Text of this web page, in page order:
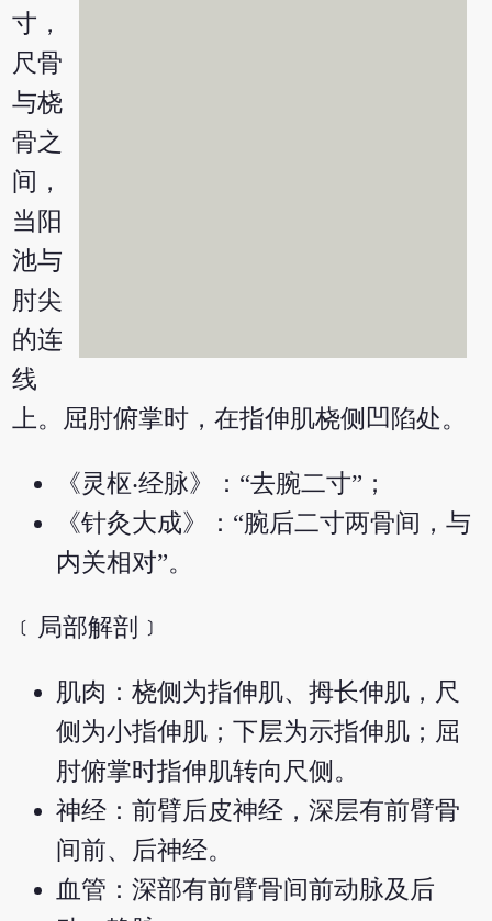
寸，
尺骨
与桡
骨之
间，
当阳
池与
肘尖
的连
线
上。屈肘俯掌时，在指伸肌桡侧凹陷处。
《灵枢‧经脉》：“去腕二寸”；
《针灸大成》：“腕后二寸两骨间，与
内关相对”。
﹝局部解剖﹞
肌肉：桡侧为指伸肌、拇长伸肌，尺
侧为小指伸肌；下层为示指伸肌；屈
肘俯掌时指伸肌转向尺侧。
神经：前臂后皮神经，深层有前臂骨
间前、后神经。
血管：深部有前臂骨间前动脉及后